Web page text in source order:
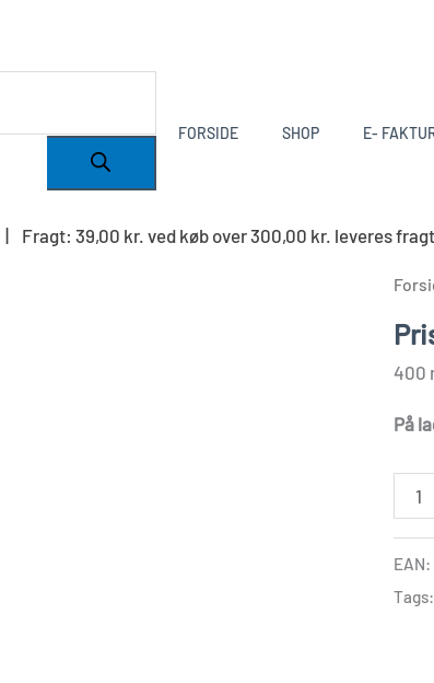
FORSIDE SHOP E-
Fragt: 39,00 kr. ved køb over 300,00 kr. leveres
400
På
Dæk
8
-
EAN:
Tags: